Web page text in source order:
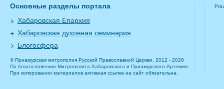
Основные разделы портала
Хабаровская Епархия
Хабаровская духовная семинария
Блогосфера
© Приамурская митрополия Русской Православной Церкви, 2012 - 2026
По благословению Митрополита Хабаровского и Приамурского Артемия.
При копировании материалов активная ссылка на сайт обязательна.